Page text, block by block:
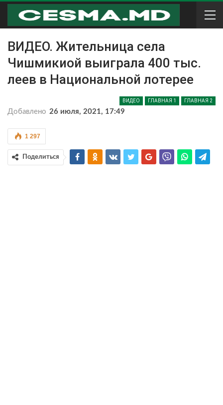
ВИДЕО. Жительница села
Чишмикиой выиграла 400 тыс.
леев в Национальной лотерее
ВИДЕО ГЛАВНАЯ 1 ГЛАВНАЯ 2
Добавлено 26 июля, 2021, 17:49
1 297
Поделиться